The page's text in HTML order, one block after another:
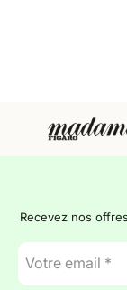
Recevez nos
E-
mail
*